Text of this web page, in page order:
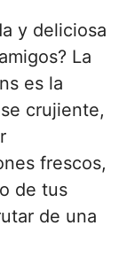
y deliciosa
La
es la
crujiente,
frescos,
de tus
de una